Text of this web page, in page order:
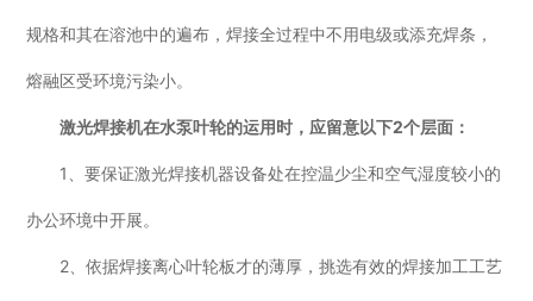
规格和其在溶池中的遍布，焊接全过程中不用电级或添充焊条，
熔融区受环境污染小。
激光焊接机在水泵叶轮的运用时，应留意以下2个层面：
1、要保证激光焊接机器设备处在控温少尘和空气湿度较小的
办公环境中开展。
2、依据焊接离心叶轮板才的薄厚，挑选有效的焊接加工工艺